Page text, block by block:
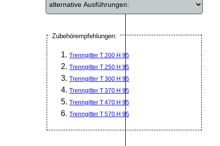
Zubehörempfehlungen:
Trenngitter T 200 H 95
Trenngitter T 250 H 95
Trenngitter T 300 H 95
Trenngitter T 370 H 95
Trenngitter T 470 H 95
Trenngitter T 570 H 95